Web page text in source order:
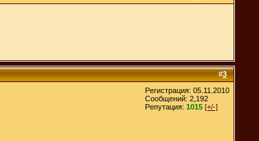
#3
Регистрация: 05.11.2010
Сообщений: 2,192
Репутация: 1015 [+/-]